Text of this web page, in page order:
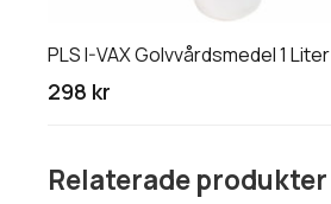
PLS I-VAX Golvvårdsmedel 1 Liter
298 kr
kan
väljas
Relaterade produkter